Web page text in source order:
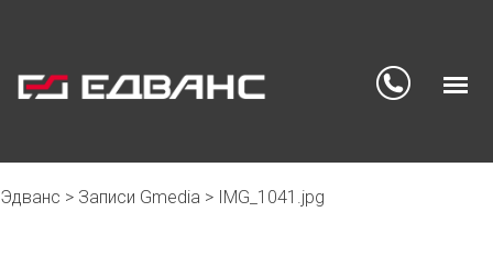
Skip
Эдванс > Записи Gmedia > IMG_1041.jpg